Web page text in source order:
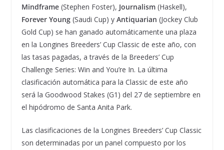
Mindframe(Stephen Foster), Journalism(Haskell),
Forever Young(Saudi Cup) y Antiquarian (Jockey Club
Gold Cup) se han ganado automáticamente una plaza
en la Longines Breeders’ Cup Classic de este año, con
las tasas pagadas, a través de la Breeders’ Cup
Challenge Series: Win and You’re In. La última
clasificación automática para la Classic de este año
será la Goodwood Stakes (G1) del 27 de septiembre en
el hipódromo de Santa Anita Park.
Las clasificaciones de la Longines Breeders’ Cup Classic
son determinadas por un panel compuesto por los